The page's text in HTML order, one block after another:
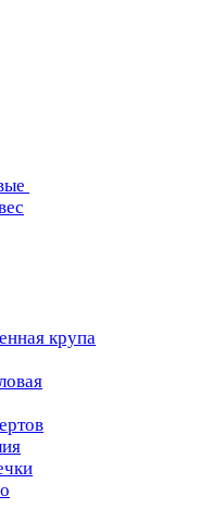
крупа